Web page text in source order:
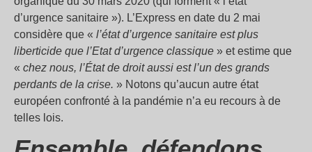
d’urgence sanitaire »). L’Express en date du 2 mai
considère que « l’état d’urgence sanitaire est plus
liberticide que l’Etat d’urgence classique » et estime que
« chez nous, l’État de droit aussi est l’un des grands
perdants de la crise. » Notons qu’aucun autre état
européen confronté à la pandémie n’a eu recours à de
telles lois.